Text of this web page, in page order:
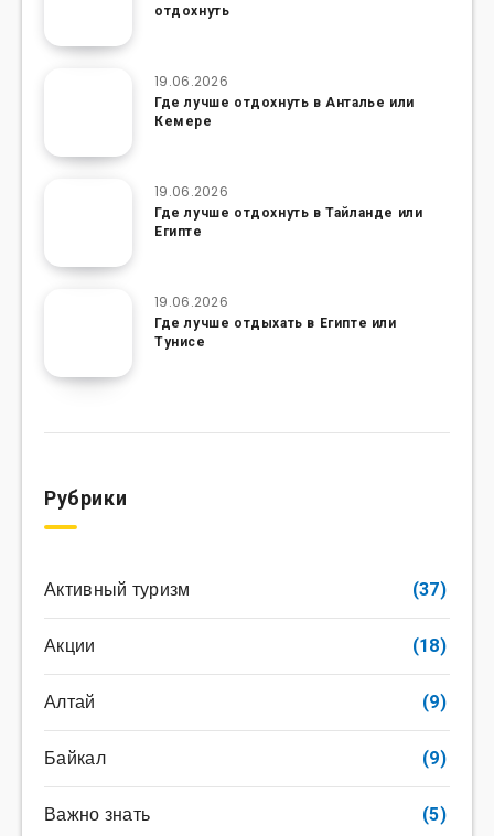
отдохнуть
19.06.2026
Где лучше отдохнуть в Анталье или
Кемере
19.06.2026
Где лучше отдохнуть в Тайланде или
Египте
19.06.2026
Где лучше отдыхать в Египте или
Тунисе
Рубрики
Активный туризм (37)
Акции (18)
Алтай (9)
Байкал (9)
Важно знать (5)